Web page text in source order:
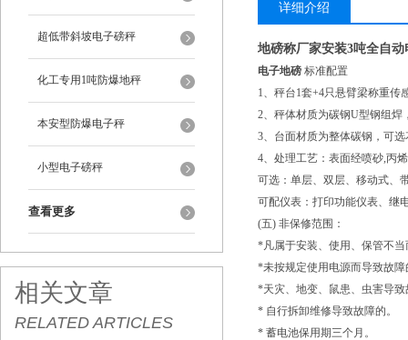
超低带斜坡电子磅秤
化工专用1吨防爆地秤
本安型防爆电子秤
小型电子磅秤
查看更多
相关文章
RELATED ARTICLES
详细介绍
地磅称厂家安装3吨全自
电子地磅 标准配置
1、秤台1套+4只悬臂梁称重传
2、秤体材质为碳钢U型钢组焊
3、台面材质为整体碳钢，可
4、处理工艺：表面经喷砂,丙
可选：单层、双层、移动式、
可配仪表：打印功能仪表、继
(五) 非保修范围：
*凡属于安装、使用、保管不
*未按规定使用电源而导致故障
*天灾、地变、鼠患、虫害导致
* 自行拆卸维修导致故障的。
* 蓄电池保用期三个月。